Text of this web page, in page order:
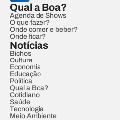
Qual a Boa?
Agenda de Shows
O que fazer?
Onde comer e beber?
Onde ficar?
Notícias
Bichos
Cultura
Economia
Educação
Política
Qual a Boa?
Cotidiano
Saúde
Tecnologia
Meio Ambiente